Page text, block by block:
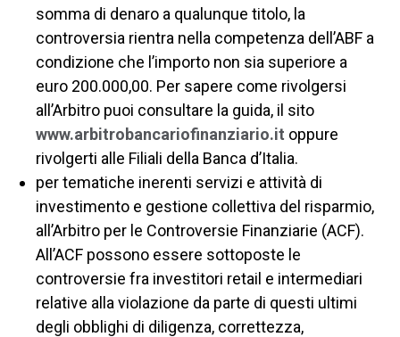
somma di denaro a qualunque titolo, la
controversia rientra nella competenza dell’ABF a
condizione che l’importo non sia superiore a
euro 200.000,00. Per sapere come rivolgersi
all’Arbitro puoi consultare la guida, il sito
www.arbitrobancariofinanziario.it oppure
rivolgerti alle Filiali della Banca d’Italia.
per tematiche inerenti servizi e attività di
investimento e gestione collettiva del risparmio,
all’Arbitro per le Controversie Finanziarie (ACF).
All’ACF possono essere sottoposte le
controversie fra investitori retail e intermediari
relative alla violazione da parte di questi ultimi
degli obblighi di diligenza, correttezza,